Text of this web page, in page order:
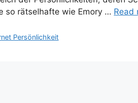
so rätselhafte wie Emory … Read
Persönlichkeit